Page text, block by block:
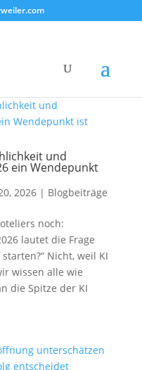
und
ein Wendepunkt
2026| Blogbeiträge
noch:
lautet die Frage
Nicht, weil KI
wissen alle wie
die Spitze der KI